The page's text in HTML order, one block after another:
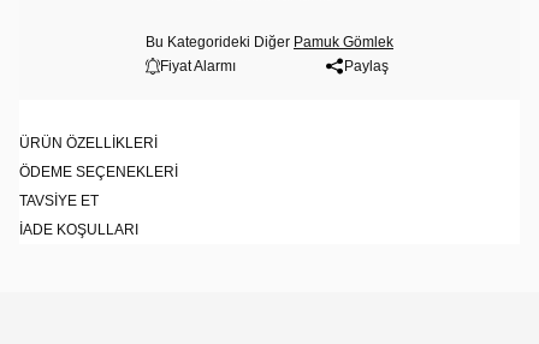
Bu Kategorideki Diğer Pamuk Gömlek
Fiyat Alarmı
Paylaş
ÜRÜN ÖZELLIKLERI
ÖDEME SEÇENEKLERI
TAVSIYE ET
İADE KOŞULLARI